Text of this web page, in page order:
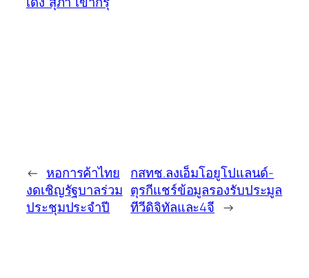
← หอการค้าไทย
งดเชิญรัฐบาลร่วม
ประชุมประจำปี
กสทช.ลงเอ็มโอยูโปแลนด์-
ตุรกีแชร์ข้อมูลรองรับประมูล
ทีวีดิจิทัลและ4จี →